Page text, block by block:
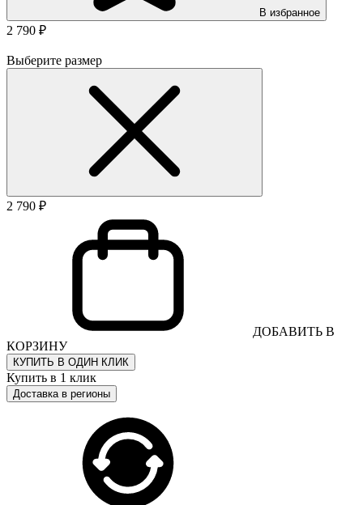
В избранное
2 790 ₽
Выберите размер
2 790 ₽
ДОБАВИТЬ В
КОРЗИНУ
КУПИТЬ В ОДИН КЛИК
Купить в 1 клик
Доставка в регионы